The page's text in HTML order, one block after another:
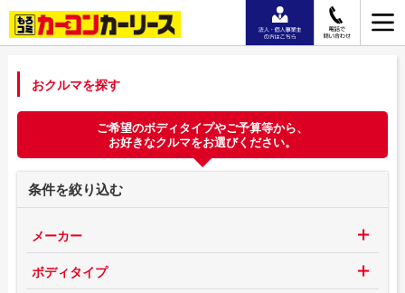
おクルマを探す
ご希望のボディタイプやご予算等から、
お好きなクルマをお選びください。
条件を絞り込む
メーカー
ボディタイプ